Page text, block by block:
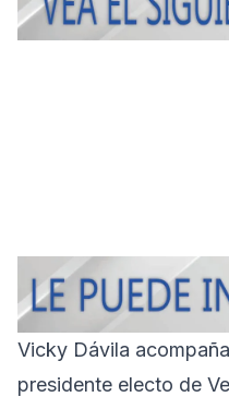
Vicky Dávila
presidente electo de